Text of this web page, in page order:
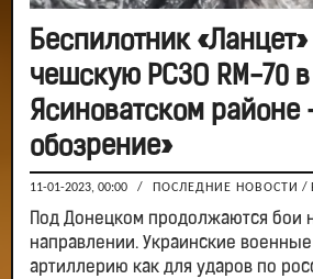
Беспилотник
чешскую РСЗО RM-70 в
Ясиноватском районе
обозрение»
11-01-2023, 00:00 / ПОСЛЕДНИЕ НОВОСТИ /
Под Донецком продолжаются бои
направлении. Украинские
артиллерию как для ударов по